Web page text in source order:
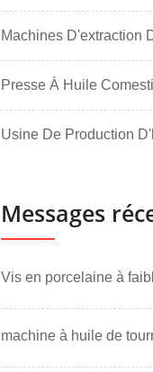
Machines D'extraction
Presse À Huile
Usine De Production
Messages
Vis en porcelaine à
machine à huile de